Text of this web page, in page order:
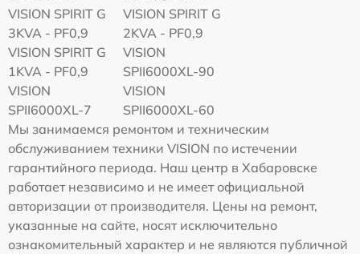
VISION SPIRIT G
3KVA - PF0,9
VISION SPIRIT G
2KVA - PF0,9
VISION SPIRIT G
1KVA - PF0,9
VISION
SPII6000XL-90
VISION
SPII6000XL-7
VISION
SPII6000XL-60
Мы занимаемся ремонтом и техническим
обслуживанием техники VISION по истечении
гарантийного периода. Наш центр в Хабаровске
работает независимо и не имеет официальной
авторизации от производителя. Цены на ремонт,
указанные на сайте, носят исключительно
ознакомительный характер и не являются публичной